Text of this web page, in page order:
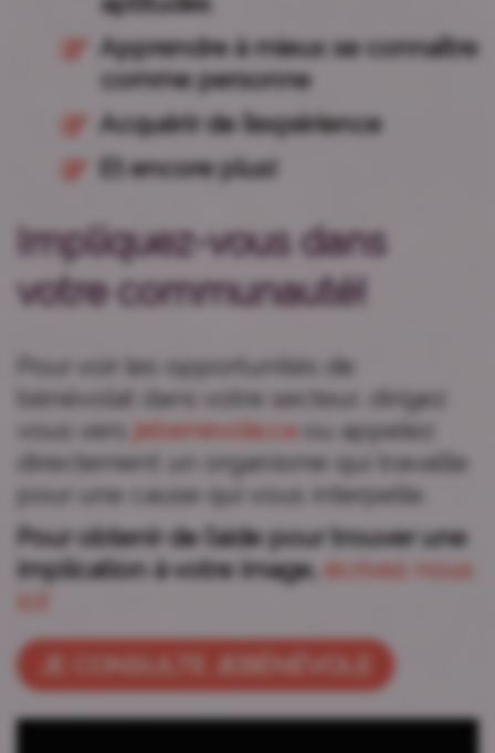
Apprendre à mieux se connaître
comme personne
Acquérir de l’expérience
Et encore plus!
Impliquez-vous dans
votre communauté!
Pour voir les opportunités de
bénévolat dans votre secteur, dirigez
vous vers
jebenevole.caou appelez
directement un organisme qui travaille
pour une cause qui vous interpelle.
Pour obtenir de l’aide pour trouver une
implication à votre image, écrivez nous
ici!
JE CONSULTE JEBÉNÉVOLE